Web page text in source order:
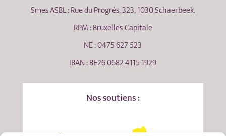
Smes ASBL : Rue du Progrès, 323, 1030 Schaerbeek.
RPM : Bruxelles-Capitale
NE : 0475 627 523
IBAN : BE26 0682 4115 1929
Nos soutiens :